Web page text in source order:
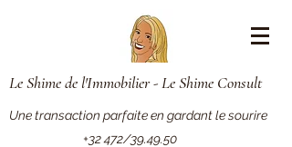
Le Shime de l'Immobilier - Le Shime Consult
Une transaction parfaite en gardant le sourire
+32 472/39.49.50